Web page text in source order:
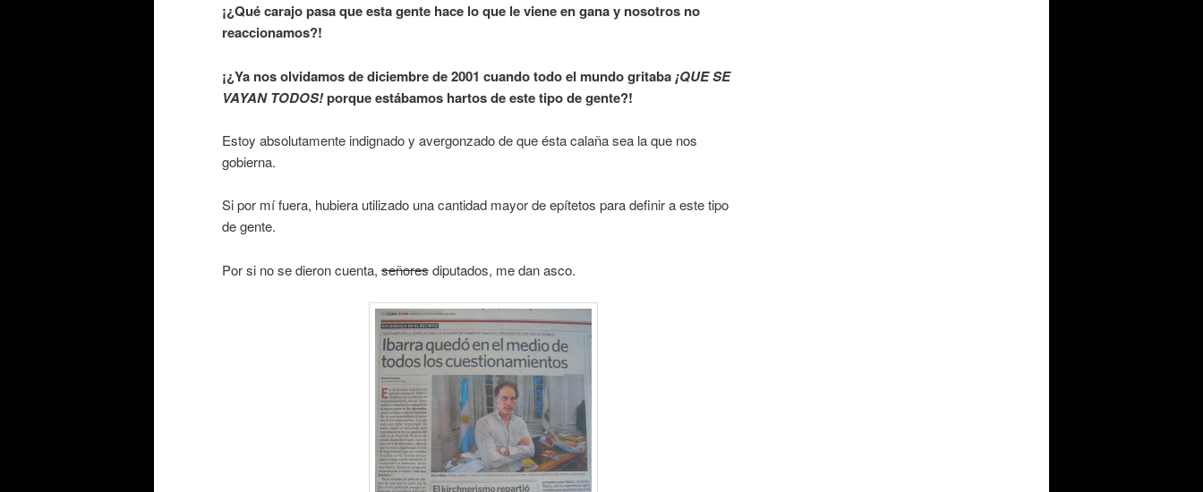
¡¿Qué carajo pasa que esta gente hace lo que le viene en gana y nosotros no
reaccionamos?!
¡¿Ya nos olvidamos de diciembre de 2001 cuando todo el mundo gritaba ¡QUE SE
VAYAN TODOS!porque estábamos hartos de este tipo de gente?!
Estoy absolutamente indignado y avergonzado de que ésta calaña sea la que nos
gobierna.
Si por mí fuera, hubiera utilizado una cantidad mayor de epítetos para definir a este tipo
de gente.
Por si no se dieron cuenta, señoresdiputados, me dan asco.